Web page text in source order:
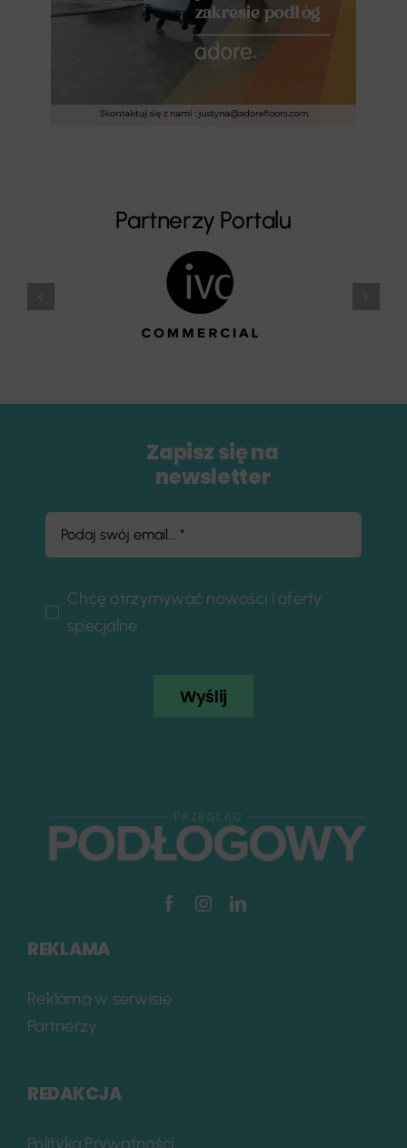
Partnerzy Portalu
Zapisz się na
newsletter
Chcę otrzymywać nowości i oferty
specjalne
Wyślij
REKLAMA
Reklama w serwisie
Partnerzy
REDAKCJA
Polityka Prywatności